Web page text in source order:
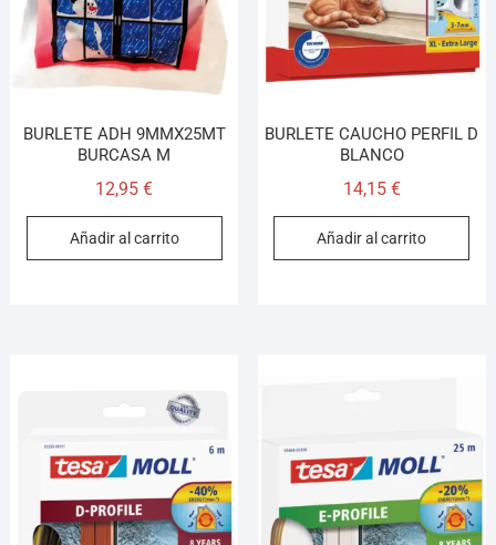
BURLETE ADH 9MMX25MT
BURCASA M
12,95€
Añadir al carrito
BURLETE CAUCHO PERFIL D
BLANCO
14,15 €
Añadir al carrito